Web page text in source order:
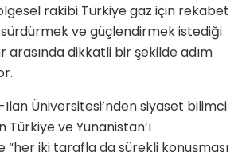
rakibi Türkiye gaz için rekabet
sürdürmek ve güçlendirmek istediği
dikkatli bir şekilde adım
Ilan Üniversitesi’nden siyaset bilimci
Türkiye ve Yunanistan’ı
“her iki tarafla da sürekli konuşması